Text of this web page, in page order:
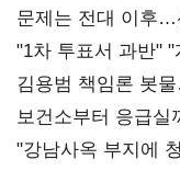
문제는 전대 이후…
불복'
"1차 투표서 과반"
김용범 책임론 봇
보건소부터 응급
"강남사옥 부지에